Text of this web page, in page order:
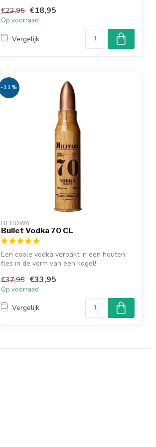
€22,95 €18,95
Op voorraad
Vergelijk
-11%
DEBOWA
Bullet Vodka 70 CL
Een coole vodka verpakt in een houten
fles in de vorm van een kogel!
€37,95 €33,95
Op voorraad
Vergelijk